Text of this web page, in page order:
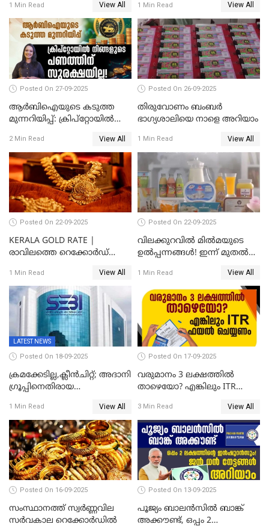
കൂടിയത് പവന് 2,760 രൂപ
1 Min Read View All
1040 രൂപ
1 Min Read View All
Posted On 27-09-2025
ആർബിഐയുടെ കടുത്ത
മുന്നറിയിപ്പ്: ക്രിപ്റ്റോയിൽ
സുരക്ഷയില്ല!
2 Min Read View All
Posted On 26-09-2025
തിരുവോണം ബംബര്‍
ഭാഗ്യശാലിയെ നാളെ അറിയാം
1 Min Read View All
Posted On 22-09-2025
KERALA GOLD RATE |
രാവിലത്തെ റെക്കോർഡ്
തവണ കൂടി; പവൻ വില
83,000 ലേക്ക്
1 Min Read View All
Posted On 22-09-2025
വിലക്കുറവിൽ മിൽമയുടെ
ഉൽപ്പന്നങ്ങൾ! ഇന്ന് മുതൽ
ഉപഭോക്താക്കൾക്ക്
1 Min Read View All
LATEST NEWS
Posted On 18-09-2025
ക്രമക്കേടില്ല,ക്ലീൻചിറ്റ്; അദാനി
​ഗ്രൂപ്പിനെതിരായ
തള്ളി സെബി
1 Min Read View All
Posted On 17-09-2025
വരുമാനം 3 ലക്ഷത്തിൽ
താഴെയോ? എങ്കിലും ITR
3 Min Read View All
Posted On 16-09-2025
സംസ്ഥാനത്ത് സ്വര്‍ണ്ണവില
സർവകാല റെക്കോർഡിൽ
Posted On 13-09-2025
പൂജ്യം ബാലൻസിൽ ബാങ്ക്
അക്കൗണ്ട്, ഒപ്പം 2